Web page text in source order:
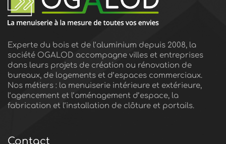
Experte du bois et de l’aluminium depuis 2008, la
société OGALOD accompagne villes et entreprises
dans leurs projets de création ou rénovation de
bureaux, de logements et d’espaces commerciaux.
Nos métiers : la menuiserie intérieure et extérieure,
l’agencement et l’aménagement d’espace, la
fabrication et l’installation de clôture et portails.
Contact